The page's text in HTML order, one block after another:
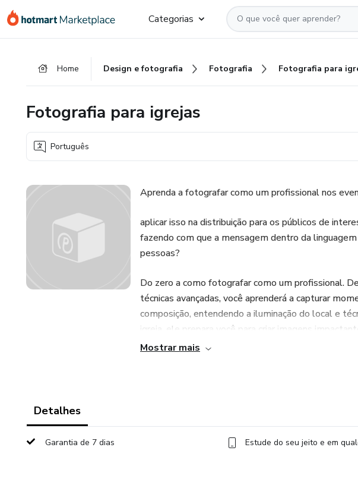
para
para
para
Categorias
Home Design e fotografia Fotografia Fotografia para
Fotografia para igrejas
Português
Aprenda a fotografar como um profissional nos
aplicar isso na distribuição para os públicos de
fazendo com que a mensagem dentro da
pessoas?
Do zero a como fotografar como um profissional.
técnicas avançadas, você aprenderá a capturar
composição, entendendo a iluminação do local e
igreja, ele prepara você para criar imagens
experiência prévia. Seja um fotógrafo confiante e
Mostrar mais
Detalhes
Garantia de 7 dias Estude do seu jeito e em